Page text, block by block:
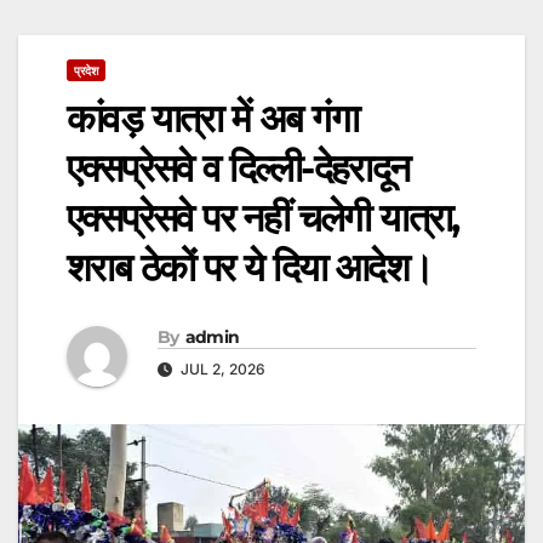
प्रदेश
कांवड़ यात्रा में अब गंगा
एक्सप्रेसवे व दिल्ली-देहरादून
एक्सप्रेसवे पर नहीं चलेगी यात्रा,
शराब ठेकों पर ये दिया आदेश।
By admin
JUL 2, 2026